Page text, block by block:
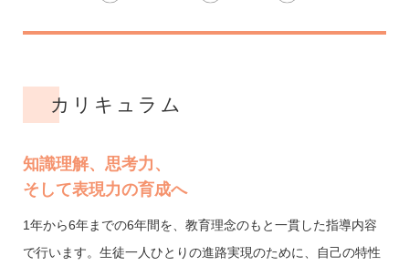
カリキュラム
知識理解、思考力、
そして表現力の育成へ
1年から6年までの6年間を、教育理念のもと一貫した指導内容
で行います。生徒一人ひとりの進路実現のために、自己の特性